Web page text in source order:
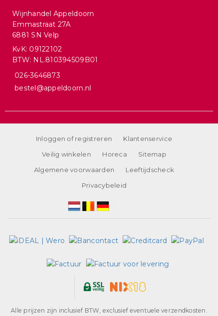
Wijnhandel Appeldoorn
Emmastraat 27A
6881 SN Velp
KvK: 09122102
BTW: NL.810394509B01
026-3646873
bestel@appeldoorn.nl
Inloggen of registreren
Klantenservice
Veilig winkelen
Horeca
Sitemap
Algemene voorwaarden
Leeftijdscheck
Privacybeleid
Alle prijzen zijn inclusief BTW, exclusief eventuele verzendkosten.